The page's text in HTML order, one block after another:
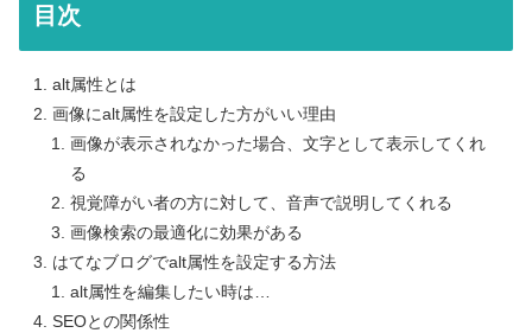
目次
alt属性とは
画像にalt属性を設定した方がいい理由
画像が表示されなかった場合、文字として表示してくれ
る
視覚障がい者の方に対して、音声で説明してくれる
画像検索の最適化に効果がある
はてなブログでalt属性を設定する方法
alt属性を編集したい時は…
SEOとの関係性